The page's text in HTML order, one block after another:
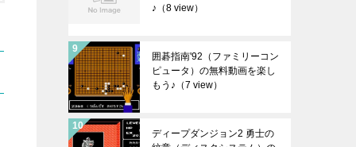
♪ （8 view）
囲碁指南'92（ファミリーコン
ピュータ）の無料動画を楽し
もう♪ （7 view）
ディープダンジョン2 勇士の